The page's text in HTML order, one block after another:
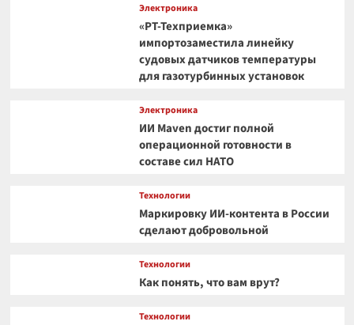
Электроника
«РТ-Техприемка»
импортозаместила линейку
судовых датчиков температуры
для газотурбинных установок
Электроника
ИИ Maven достиг полной
операционной готовности в
составе сил НАТО
Технологии
Маркировку ИИ-контента в России
сделают добровольной
Технологии
Как понять, что вам врут?
Технологии